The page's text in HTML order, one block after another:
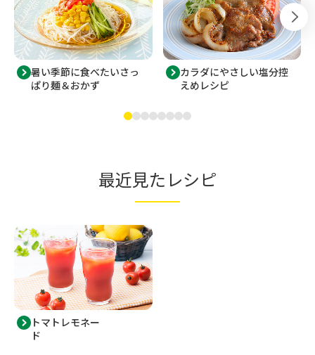
暑い季節に食べたいさっ
ぱり麺＆おかず
カラダにやさしい塩分控
えめレシピ
最近見たレシピ
トマトレモネー
ド